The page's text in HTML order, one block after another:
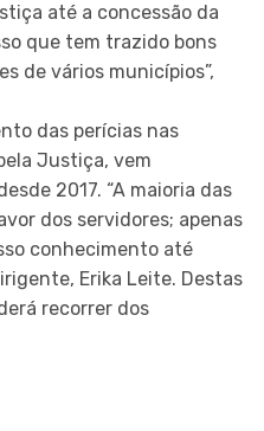
até a concessão da
que tem trazido bons
de vários municípios”,
das perícias nas
Justiça, vem
2017. “A maioria das
dos servidores; apenas
conhecimento até
Erika Leite. Destas
recorrer dos